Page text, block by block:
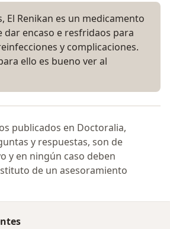
El Renikan es un medicamento
dar encaso e resfridaos para
y complicaciones.
ello es bueno ver al
publicados en Doctoralia,
y respuestas, son de
y en ningún caso deben
de un asesoramiento